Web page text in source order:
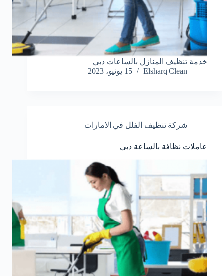
خدمة تنظيف المنازل بالساعات دبي
Elsharq Clean
15 يونيو، 2023
شركة تنظيف الفلل في الامارات
عاملات نظافة بالساعة دبى